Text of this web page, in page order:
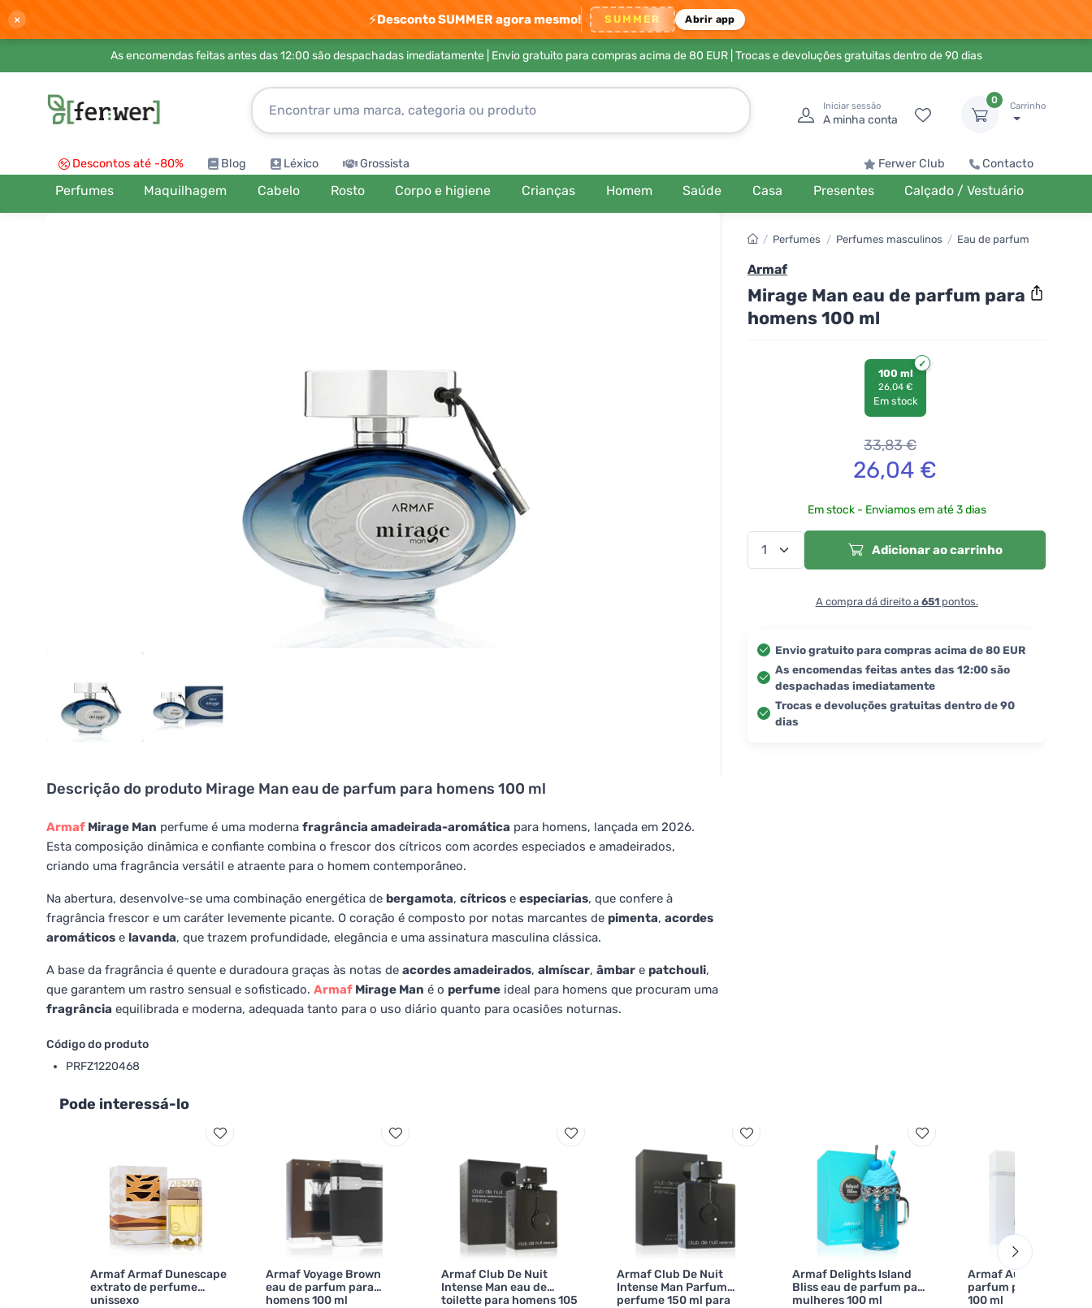
× ⚡Desconto SUMMER agora mesmo! SUMMER Abrir app
As encomendas feitas antes das 12:00 são despachadas imediatamente | Envio gratuito para compras acima de 80 EUR| Trocas e devoluções gratuitas dentro de 90 dias
Iniciar sessão
A minha conta
0
Carrinho
Descontos até -80% Blog Léxico Grossista Ferwer Club Contacto
Perfumes Maquilhagem Cabelo Rosto Corpo e higiene Crianças Homem Saúde Casa Presentes Calçado / Vestuário
Descrição do produto Mirage Man eau de parfum para homens 100 ml
Armaf Mirage Man perfume é uma moderna fragrância amadeirada-aromática para homens, lançada em 2026.
Esta composição dinâmica e confiante combina o frescor dos cítricos com acordes especiados e amadeirados,
criando uma fragrância versátil e atraente para o homem contemporâneo.
Na abertura, desenvolve-se uma combinação energética de bergamota, cítricos e especiarias, que confere à
fragrância frescor e um caráter levemente picante. O coração é composto por notas marcantes de pimenta, acordes
aromáticos e lavanda, que trazem profundidade, elegância e uma assinatura masculina clássica.
A base da fragrância é quente e duradoura graças às notas de acordes amadeirados, almíscar, âmbar e patchouli,
que garantem um rastro sensual e sofisticado. Armaf Mirage Man é o perfume ideal para homens que procuram uma
fragrância equilibrada e moderna, adequada tanto para o uso diário quanto para ocasiões noturnas.
Código do produto
PRFZ1220468
/ Perfumes / Perfumes masculinos / Eau de parfum
Armaf
Mirage Man eau de parfum para
homens 100 ml
100 ml
26,04 €
Em stock
33,83€
26,04 €
Em stock - Enviamos em até 3 dias
Adicionar ao carrinho
A compra dá direito a 651pontos.
Envio gratuito para compras acima de 80 EUR
As encomendas feitas antes das 12:00 são
despachadas imediatamente
Trocas e devoluções gratuitas dentro de 90
dias
Pode interessá-lo
Armaf Armaf Dunescape
extrato de perfume
unissexo
Armaf Voyage Brown
eau de parfum para
homens 100 ml
Armaf Club De Nuit
Intense Man eau de
toilette para homens 105
Armaf Club De Nuit
Intense Man Parfum
perfume 150 ml para
Armaf Delights Island
Bliss eau de parfum para
mulheres 100 ml
Armaf Aura eau de
parfum para homens
100 ml